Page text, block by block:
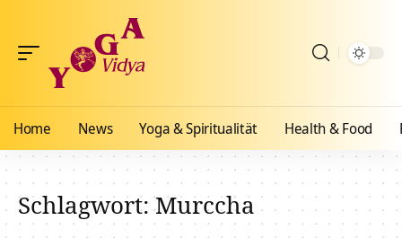
Home News Yoga & Spiritualität Health & Food
Schlagwort:Murccha